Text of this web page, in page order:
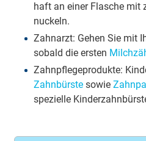
haft an ei­ner Fla­sche mit
nuck­eln.
Zahn­arzt: Ge­hen Sie mit
so­bald die ers­ten
Zahn­pfle­ge­pro­duk­te:
Zahn­bürs­te so­wie
spe­zi­el­le